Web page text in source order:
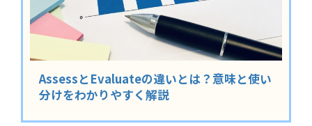
AssessとEvaluateの違いとは？意味と使い
分けをわかりやすく解説